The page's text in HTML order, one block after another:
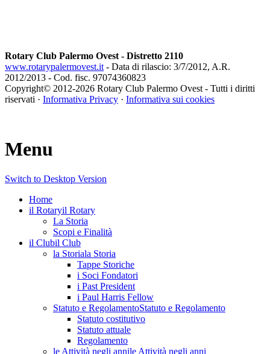
Rotary Club Palermo Ovest - Distretto 2110
www.rotarypalermovest.it - Data di rilascio: 3/7/2012, A.R.
2012/2013 - Cod. fisc. 97074360823
Copyright© 2012-2026 Rotary Club Palermo Ovest - Tutti i diritti
riservati · Informativa Privacy · Informativa sui cookies
Menu
Switch to Desktop Version
Home
il Rotaryil Rotary
La Storia
Scopi e Finalità
il Clubil Club
la Storiala Storia
Tappe Storiche
i Soci Fondatori
i Past President
i Paul Harris Fellow
Statuto e RegolamentoStatuto e Regolamento
Statuto costitutivo
Statuto attuale
Regolamento
le Attività negli annile Attività negli anni